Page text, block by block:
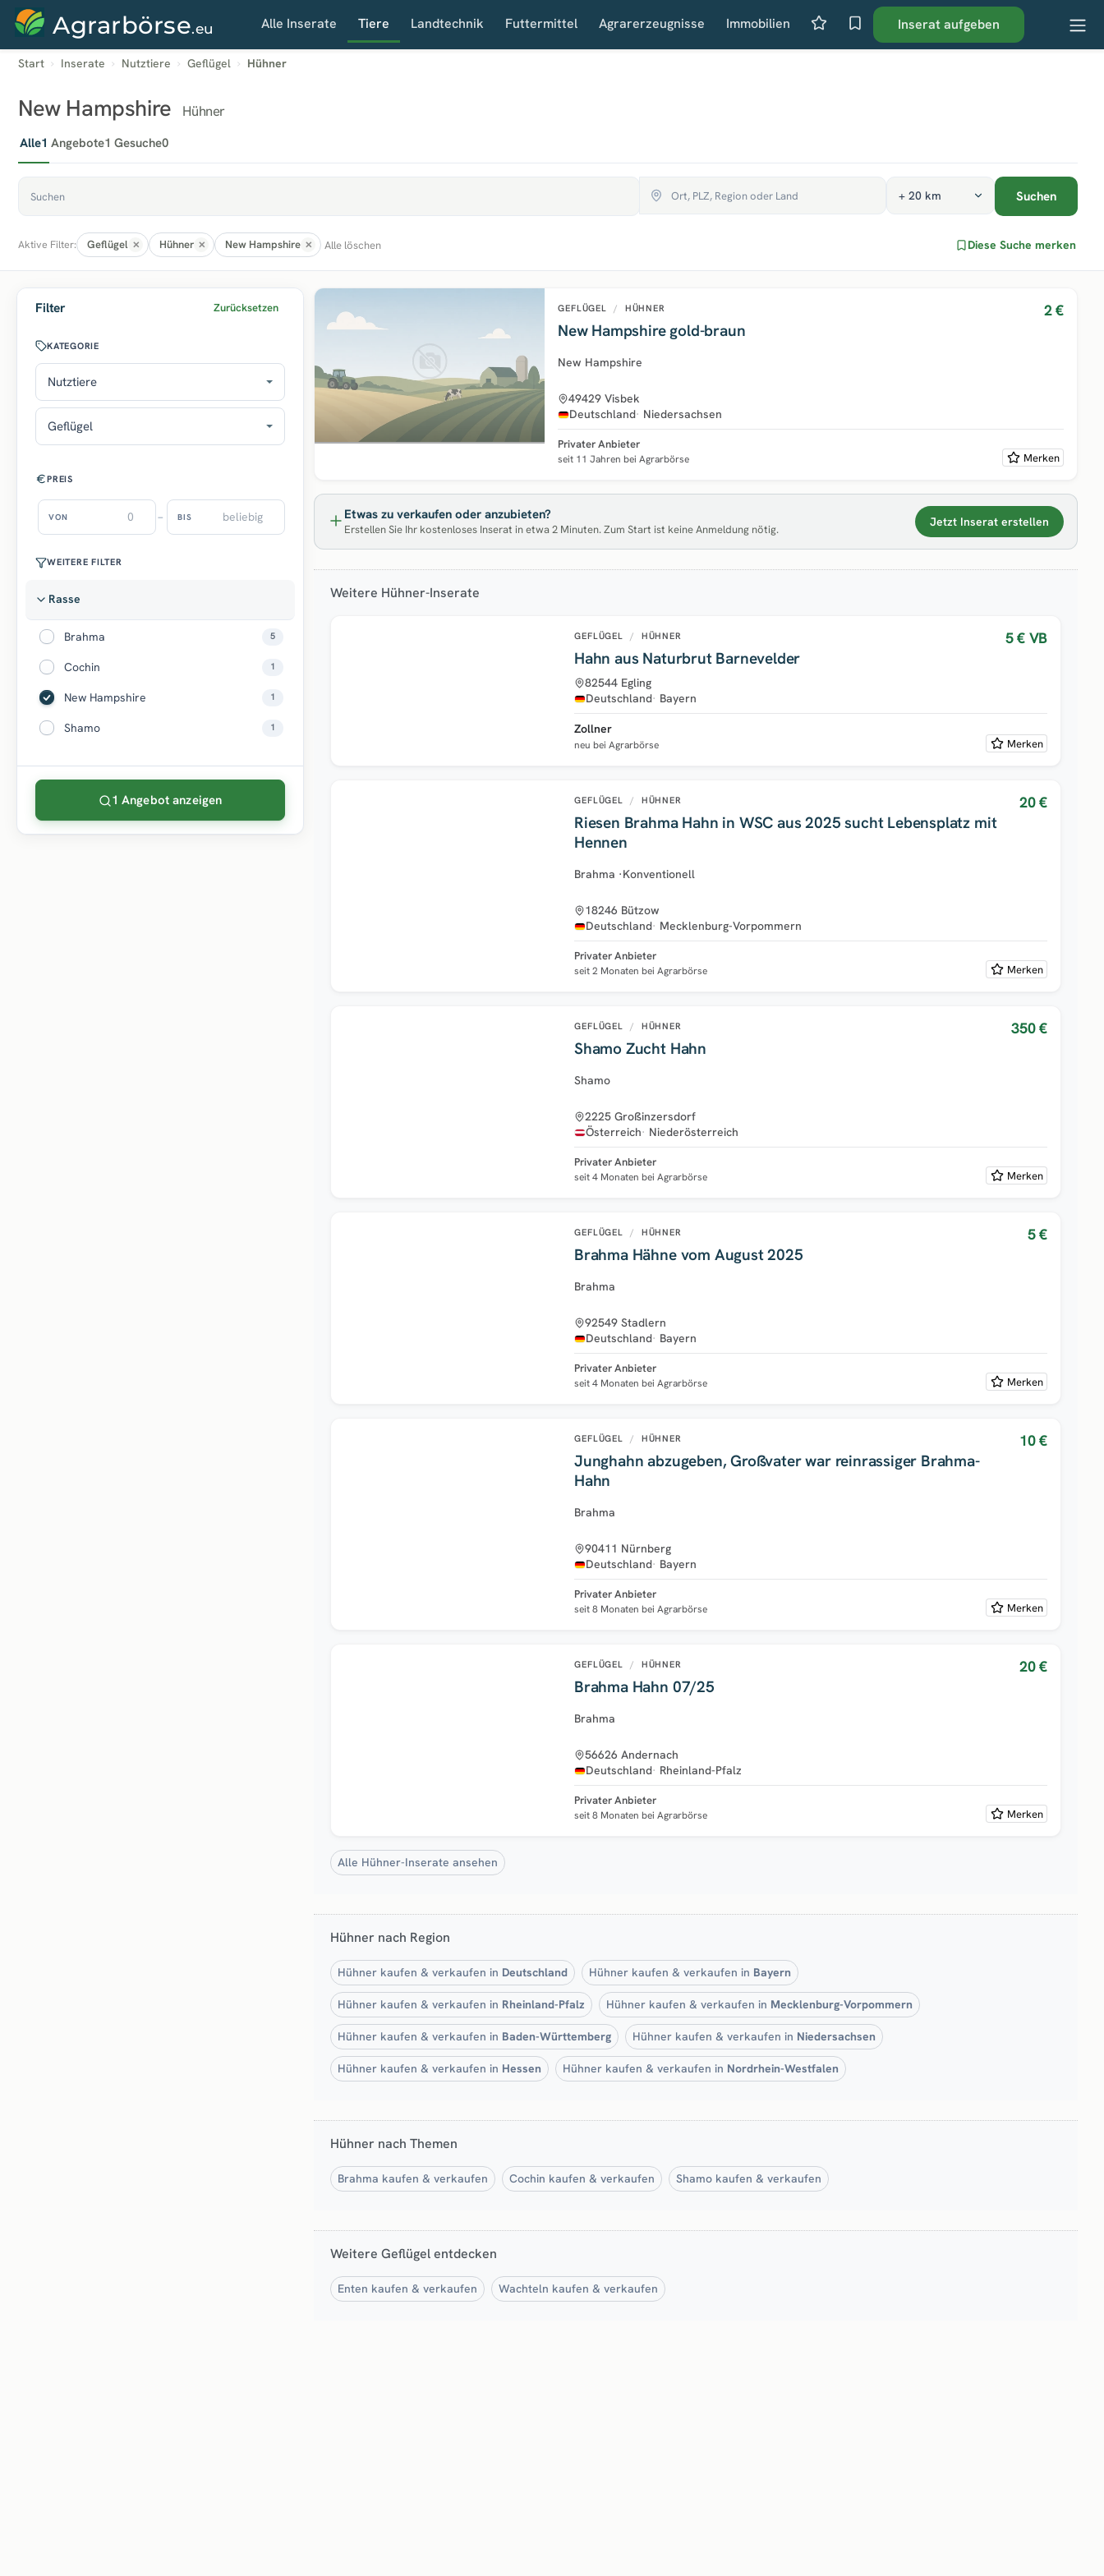
Agrarbörse.eu Alle Inserate Tiere Landtechnik Futtermittel Agrarerzeugnisse Immobilien Inserat aufgeben
Start Inserate Nutztiere Geflügel Hühner
New Hampshire Hühner
Alle1 Angebote1 Gesuche0
Suchen
Aktive Filter: Geflügel Hühner New Hampshire Alle löschen Diese Suche merken
Filter Zurücksetzen
KATEGORIE
Nutztiere
Geflügel
PREIS
VON – BIS
WEITERE FILTER
Rasse
Brahma 5
Cochin 1
New Hampshire 1
Shamo 1
1 Angebot anzeigen
GEFLÜGEL / HÜHNER
New Hampshire gold-braun
2 €
New Hampshire
49429 Visbek
Deutschland Niedersachsen
Privater Anbieter
seit 11 Jahren bei Agrarbörse Merken
Etwas zu verkaufen oder anzubieten?
Erstellen Sie Ihr kostenloses Inserat in etwa 2 Minuten. Zum Start ist keine Anmeldung nötig.
Jetzt Inserat erstellen
Weitere Hühner-Inserate
GEFLÜGEL / HÜHNER
Hahn aus Naturbrut Barnevelder
5 € VB
82544 Egling
Deutschland Bayern
Zollner
neu bei Agrarbörse Merken
GEFLÜGEL / HÜHNER
Riesen Brahma Hahn in WSC aus 2025 sucht Lebensplatz mit
Hennen
20 €
Brahma ·Konventionell
18246 Bützow
Deutschland Mecklenburg-Vorpommern
Privater Anbieter
seit 2 Monaten bei Agrarbörse Merken
GEFLÜGEL / HÜHNER
Shamo Zucht Hahn
350 €
Shamo
2225 Großinzersdorf
Österreich
Niederösterreich
Privater Anbieter
seit 4 Monaten bei Agrarbörse Merken
GEFLÜGEL / HÜHNER
Brahma Hähne vom August 2025
5 €
Brahma
92549 Stadlern
Deutschland Bayern
Privater Anbieter
seit 4 Monaten bei Agrarbörse Merken
GEFLÜGEL / HÜHNER
Junghahn abzugeben, Großvater war reinrassiger Brahma-
Hahn
10 €
Brahma
90411 Nürnberg
Deutschland Bayern
Privater Anbieter
seit 8 Monaten bei Agrarbörse Merken
GEFLÜGEL / HÜHNER
Brahma Hahn 07/25
20 €
Brahma
56626 Andernach
Deutschland Rheinland-Pfalz
Privater Anbieter
seit 8 Monaten bei Agrarbörse Merken
Alle Hühner-Inserate ansehen
Hühner nach Region
Hühner kaufen & verkaufen in Deutschland Hühner kaufen & verkaufen in Bayern
Hühner kaufen & verkaufen in Rheinland-Pfalz Hühner kaufen & verkaufen in Mecklenburg-Vorpommern
Hühner kaufen & verkaufen in Baden-Württemberg Hühner kaufen & verkaufen in Niedersachsen
Hühner kaufen & verkaufen in Hessen Hühner kaufen & verkaufen in Nordrhein-Westfalen
Hühner nach Themen
Brahma kaufen & verkaufen Cochin kaufen & verkaufen Shamo kaufen & verkaufen
Weitere Geflügel entdecken
Enten kaufen & verkaufen Wachteln kaufen & verkaufen